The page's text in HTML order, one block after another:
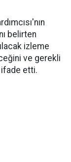
belirten
izleme
ve gerekli
ifade etti.